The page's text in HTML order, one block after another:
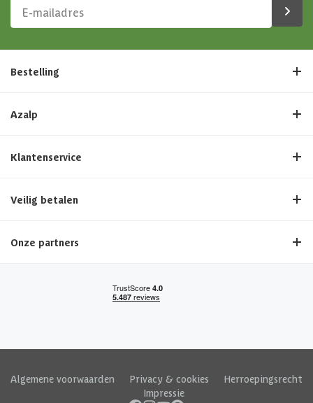
Bestelling
Azalp
Klantenservice
Veilig betalen
Onze partners
Algemene voorwaarden Privacy & cookies
Herroepingsrecht
Impressie